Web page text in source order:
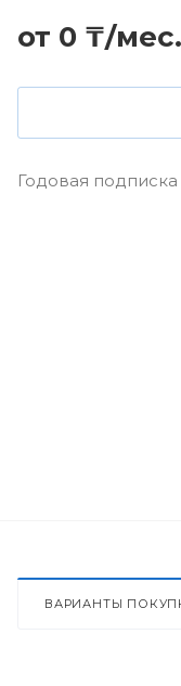
от 0 ₸/мес.
Годовая
ВАРИАНТЫ